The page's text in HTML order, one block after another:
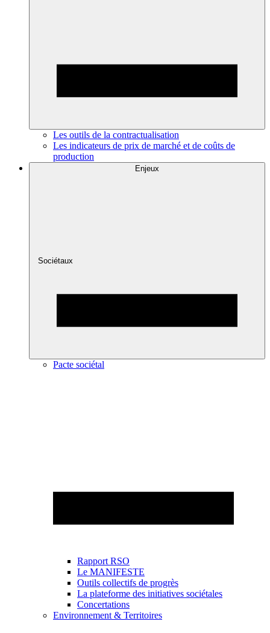
Les outils de la contractualisation
Les indicateurs de prix de marché et de coûts de
production
Enjeux
Sociétaux
Pacte sociétal
Rapport RSO
Le MANIFESTE
Outils collectifs de progrès
La plateforme des initiatives sociétales
Concertations
Environnement & Territoires